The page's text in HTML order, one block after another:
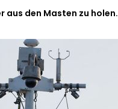
aus den Masten zu holen.